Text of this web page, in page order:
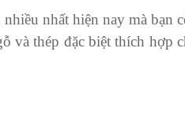
nhất hiện nay mà bạn
và thép đặc biệt thích hợp